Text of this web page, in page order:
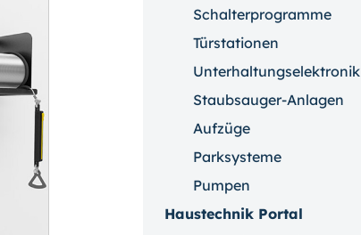
Schalterprogramme
Türstationen
Unterhaltungselektronik
Staubsauger-Anlagen
Aufzüge
Parksysteme
Pumpen
Haustechnik Portal